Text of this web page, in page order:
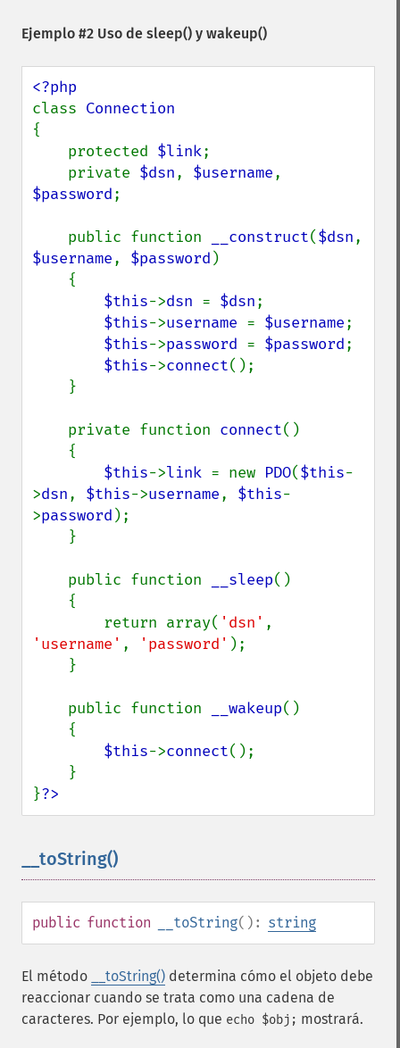
Ejemplo #2 Uso de sleep() y wakeup()
class
{
    protected
$link;
    private
$dsn, $username
$password;
    public function
__construct($dsn
$username, $password )
$this->dsn = $dsn;
$this->username = $username;
$this->password = $password;
$this->connect();
    private function
connect()
$this->link = new PDO($this-
>dsn, $this->username, $this-
>password );
    public function
__sleep()
        return array(
'dsn'
'username' , 'password' );
    public function
__wakeup()
$this->connect();
}?>
__toString()
public function __toString(): string
El método __toString() determina cómo el objeto debe
reaccionar cuando se trata como una cadena de
caracteres. Por ejemplo, lo que echo $obj; mostrará.